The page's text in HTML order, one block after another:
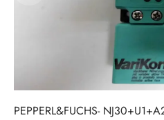
PEPPERL&FUCHS-